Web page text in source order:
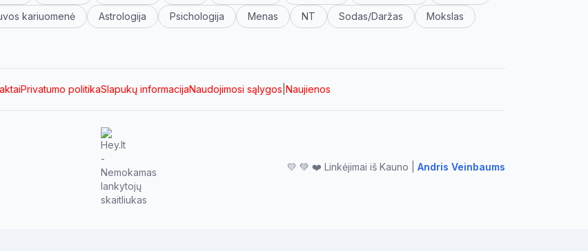
kariuomenė Astrologija Psichologija Menas NT Sodas/Daržas
Mokslas
Privatumo politikaSlapukų informacijaNaudojimosi sąlygos Naujienos
💛 💚 ❤️ Linkėjimai iš Kauno | Andris Veinbaums